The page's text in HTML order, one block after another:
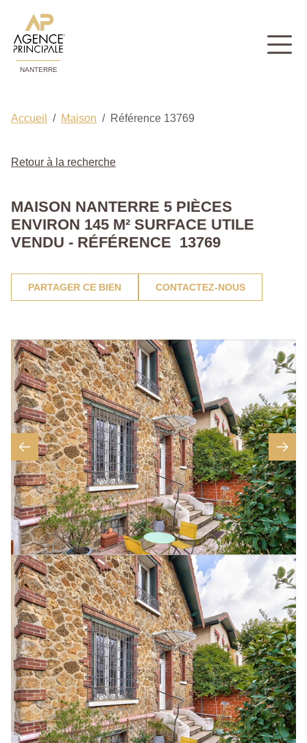
NANTERRE
Accueil Maison Référence 13769
Retour à la recherche
MAISON NANTERRE 5 PIÈCES
ENVIRON 145 M² SURFACE UTILE
VENDU - RÉFÉRENCE 13769
PARTAGER CE BIEN CONTACTEZ-NOUS